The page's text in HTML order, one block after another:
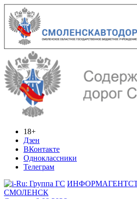
18+
Дзен
ВКонтакте
Одноклассники
Телеграм
СМОЛЕНСК